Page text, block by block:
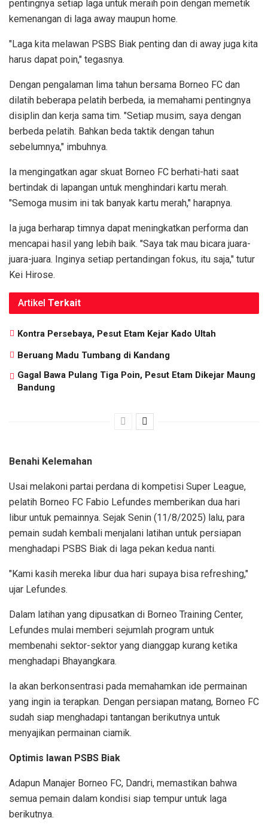
pentingnya setiap laga untuk meraih poin dengan memetik
kemenangan di laga away maupun home.
"Laga kita melawan PSBS Biak penting dan di away juga kita
harus dapat poin," tegasnya.
Dengan pengalaman lima tahun bersama Borneo FC dan
dilatih beberapa pelatih berbeda, ia memahami pentingnya
disiplin dan kerja sama tim. "Setiap musim, saya dengan
berbeda pelatih. Bahkan beda taktik dengan tahun
sebelumnya," imbuhnya.
Ia mengingatkan agar skuat Borneo FC berhati-hati saat
bertindak di lapangan untuk menghindari kartu merah.
"Semoga musim ini tak banyak kartu merah," harapnya.
Ia juga berharap timnya dapat meningkatkan performa dan
mencapai hasil yang lebih baik. "Saya tak mau bicara juara-
juara-juara. Inginya setiap pertandingan fokus, itu saja," tutur
Kei Hirose.
Artikel Terkait
Kontra Persebaya, Pesut Etam Kejar Kado Ultah
Beruang Madu Tumbang di Kandang
Gagal Bawa Pulang Tiga Poin, Pesut Etam Dikejar Maung
Bandung
Benahi Kelemahan
Usai melakoni partai perdana di kompetisi Super League,
pelatih Borneo FC Fabio Lefundes memberikan dua hari
libur untuk pemainnya. Sejak Senin (11/8/2025) lalu, para
pemain sudah kembali menjalani latihan untuk persiapan
menghadapi PSBS Biak di laga pekan kedua nanti.
"Kami kasih mereka libur dua hari supaya bisa refreshing,"
ujar Lefundes.
Dalam latihan yang dipusatkan di Borneo Training Center,
Lefundes mulai memberi sejumlah program untuk
membenahi sektor-sektor yang dianggap kurang ketika
menghadapi Bhayangkara.
Ia akan berkonsentrasi pada memahamkan ide permainan
yang ingin ia terapkan. Dengan persiapan matang, Borneo FC
sudah siap menghadapi tantangan berikutnya untuk
menyajikan permainan ciamik.
Optimis lawan PSBS Biak
Adapun Manajer Borneo FC, Dandri, memastikan bahwa
semua pemain dalam kondisi siap tempur untuk laga
berikutnya.